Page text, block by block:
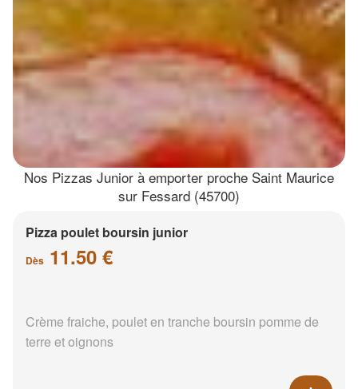
Nos Pizzas Junior à emporter proche Saint Maurice
sur Fessard (45700)
Pizza poulet boursin junior
Dès 11.50 €
Crème fraiche, poulet en tranche boursin pomme de
terre et oignons